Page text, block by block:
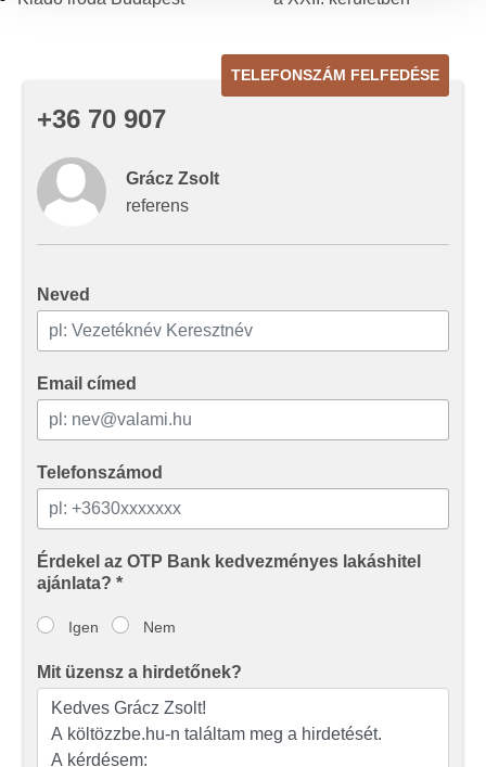
adatokkal, amelyeket Ön adott meg számukra vagy az
Ön által használt más szolgáltatásokból gyűjtöttek.
+36 70 907
TELEFONSZÁM FELFEDÉSE
Grácz Zsolt
referens
Neved
Email címed
Telefonszámod
Érdekel az OTP Bank kedvezményes lakáshitel
ajánlata? *
Igen Nem
Mit üzensz a hirdetőnek?